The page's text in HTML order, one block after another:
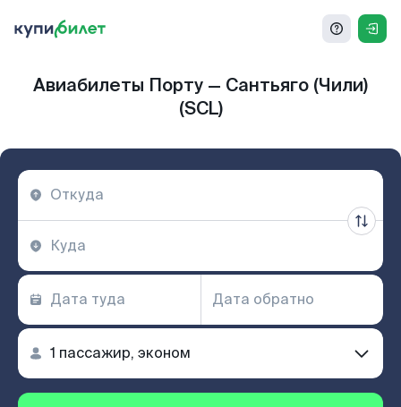
Авиабилеты Порту — Сантьяго (Чили)
(SCL)